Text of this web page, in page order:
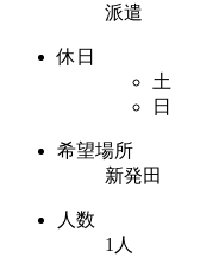
派遣
休日
土
日
希望場所
新発田
人数
1人